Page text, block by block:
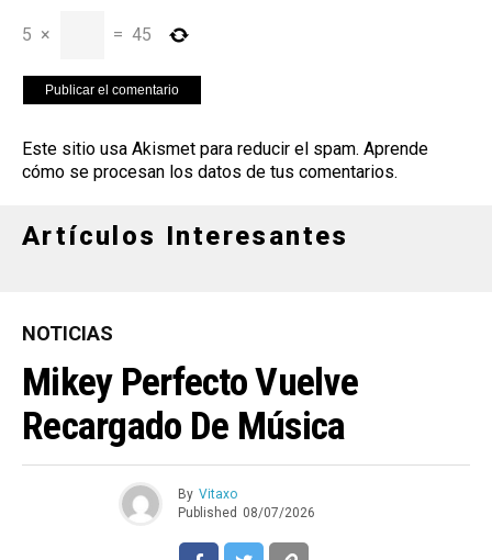
5 × = 45
Este sitio usa Akismet para reducir el spam. Aprende
cómo se procesan los datos de tus comentarios.
Artículos Interesantes
NOTICIAS
Mikey Perfecto Vuelve
Recargado De Música
By Vitaxo
Published 08/07/2026